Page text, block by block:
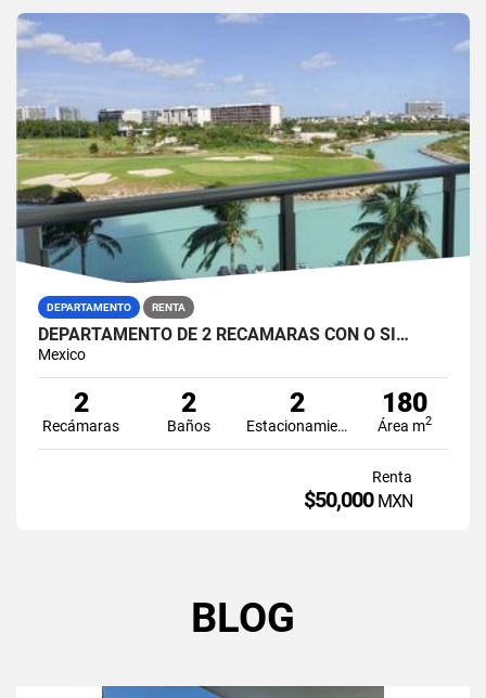
DEPARTAMENTO RENTA
DEPARTAMENTO DE 2 RECAMARAS CON O SI…
Mexico
2
Recámaras
2
Baños
2
Estacionamiento
180
Área m2
Renta
$50,000 MXN
BLOG